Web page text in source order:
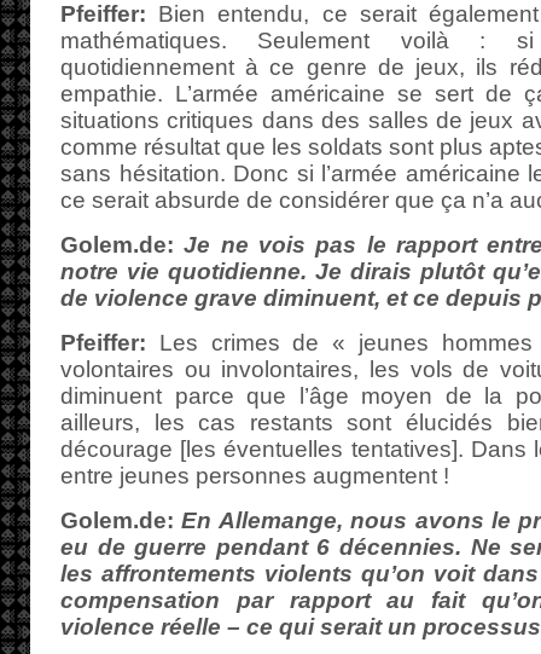
Pfeiffer: Bien entendu, ce serait
mathématiques. Seulement voilà :
quotidiennement à ce genre de jeux, ils
empathie. L’armée américaine se sert de
situations critiques dans des salles de jeux
comme résultat que les soldats sont plus
sans hésitation. Donc si l’armée américaine
ce serait absurde de considérer que ça n’a
Golem.de:Je ne vois pas le rapport
notre vie quotidienne. Je dirais plutôt
de violence grave diminuent, et ce depuis
Pfeiffer: Les crimes de « jeunes
volontaires ou involontaires, les vols de
diminuent parce que l’âge moyen de la
ailleurs, les cas restants sont élucidés
décourage [les éventuelles tentatives]. Dans
entre jeunes personnes augmentent !
Golem.de: En Allemange, nous avons le
eu de guerre pendant 6 décennies. Ne
les affrontements violents qu’on voit
compensation par rapport au fait
violence réelle – ce qui serait un